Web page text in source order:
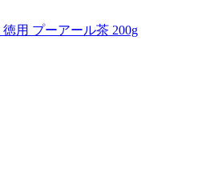
用 プーアール茶 200g